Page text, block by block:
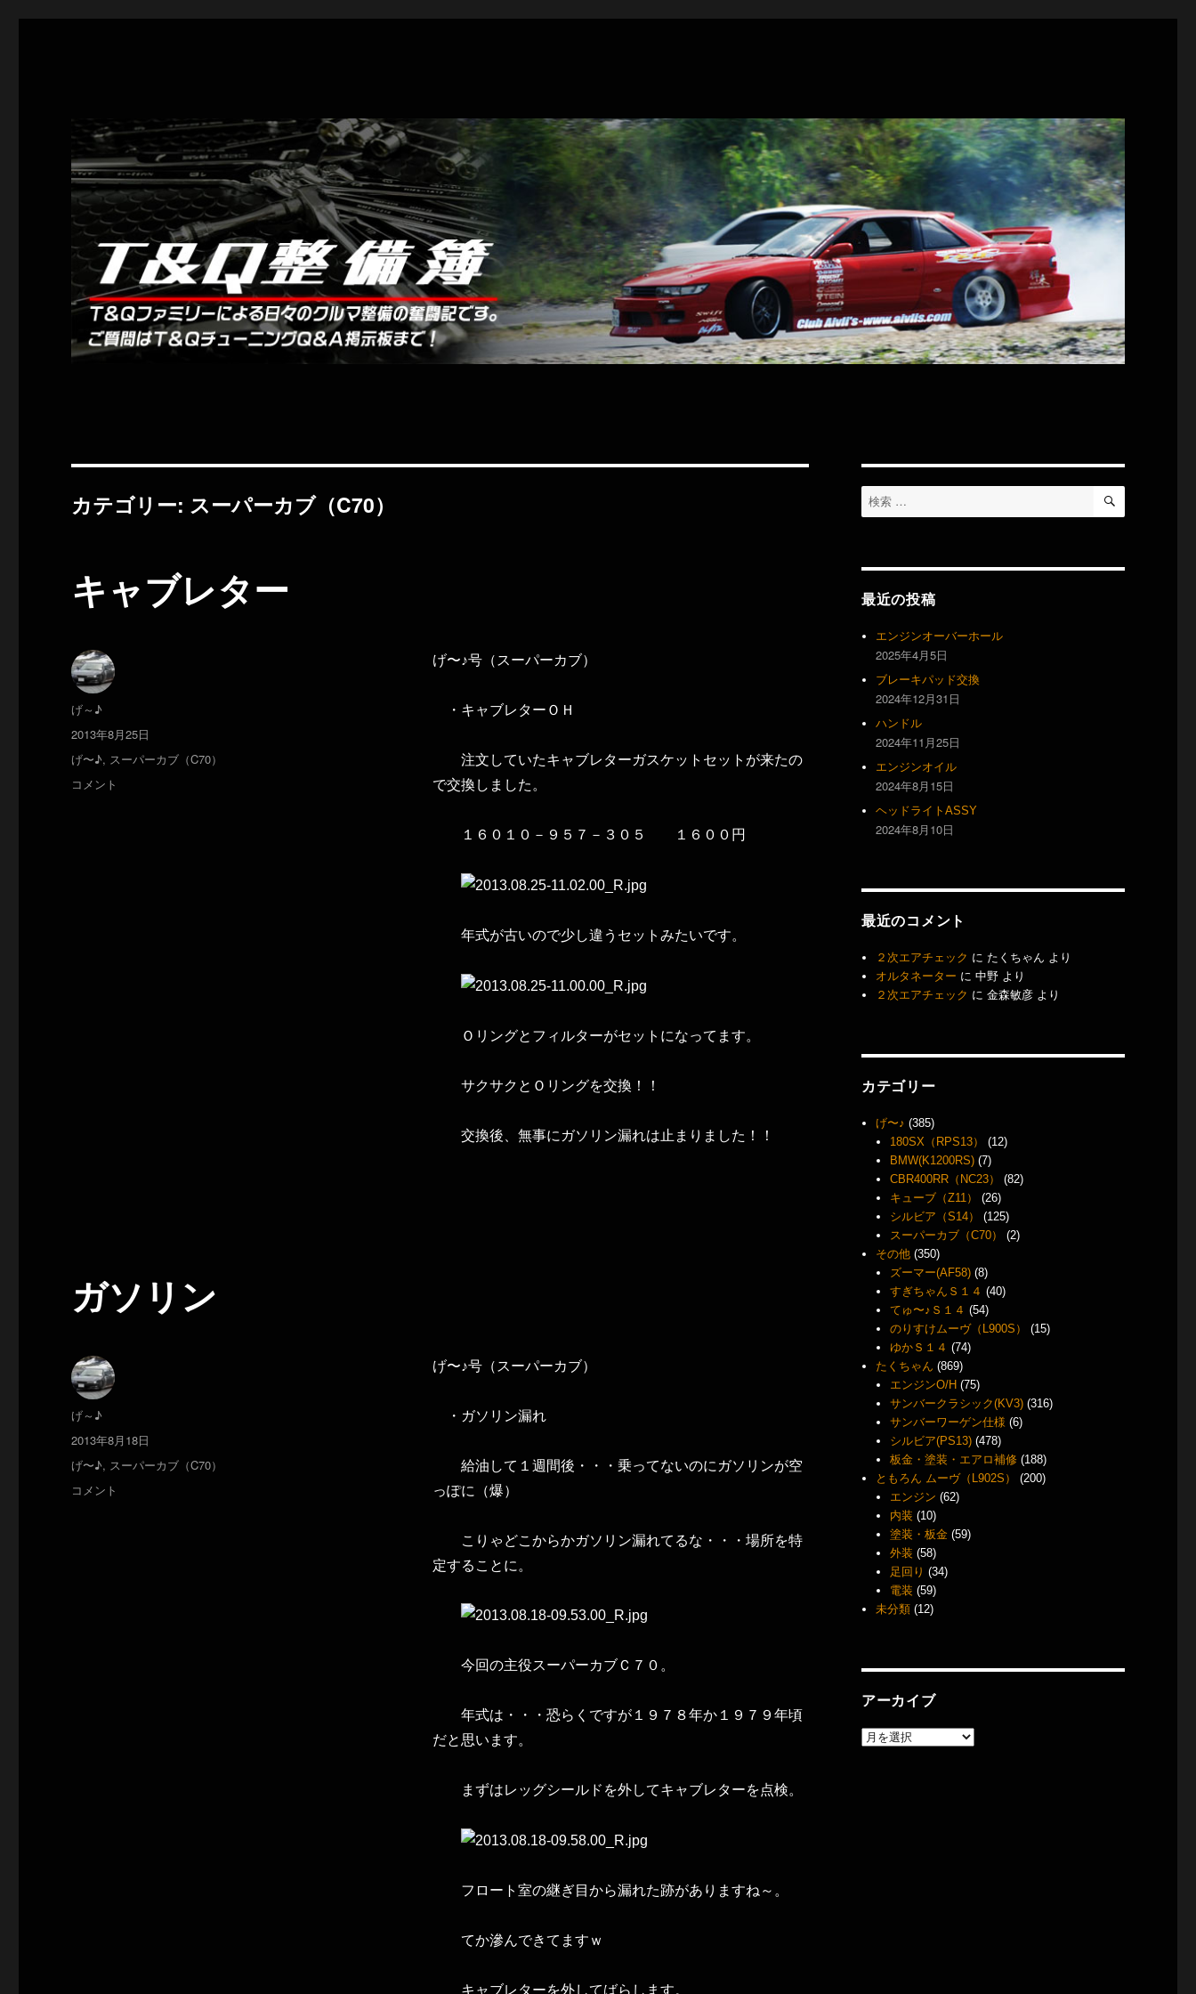
カテゴリー: スーパーカブ（C70）
キャブレター
げ〜♪号（スーパーカブ）
・キャブレターＯＨ
注文していたキャブレターガスケットセットが来たの
で交換しました。
１６０１０－９５７－３０５ １６００円
年式が古いので少し違うセットみたいです。
Ｏリングとフィルターがセットになってます。
サクサクとＯリングを交換！！
交換後、無事にガソリン漏れは止まりました！！
投
稿
げ～♪
投
稿
日:
2013年8月25日
カ
げ〜♪, スーパーカブ（C70）
キ
コメント
ガソリン
げ〜♪号（スーパーカブ）
・ガソリン漏れ
給油して１週間後・・・乗ってないのにガソリンが空
っぽに（爆）
こりゃどこからかガソリン漏れてるな・・・場所を特
定することに。
今回の主役スーパーカブＣ７０。
年式は・・・恐らくですが１９７８年か１９７９年頃
だと思います。
まずはレッグシールドを外してキャブレターを点検。
フロート室の継ぎ目から漏れた跡がありますね～。
てか滲んできてますｗ
キャブレターを外してばらします。
投
げ～♪
投
稿
日:
2013年8月18日
カ
ゴ
げ〜♪, スーパーカブ（C70）
ガ
コメント
検
索
検
最近の投稿
エンジンオーバーホール
2025年4月5日
ブレーキパッド交換
2024年12月31日
ハンドル
2024年11月25日
エンジンオイル
2024年8月15日
ヘッドライトASSY
2024年8月10日
最近のコメント
２次エアチェック に たくちゃん より
オルタネーター に中野 より
２次エアチェック に金森敏彦 より
カテゴリー
げ〜♪ (385)
180SX（RPS13）
(12)
BMW(K1200RS) (7)
CBR400RR（NC23）
(82)
キューブ（Z11）
(26)
シルビア（S14）
(125)
スーパーカブ（C70）
(2)
その他 (350)
ズーマー(AF58) (8)
すぎちゃんＳ１４ (40)
てゅ〜♪Ｓ１４ (54)
のりすけムーヴ（L900S）
(15)
ゆかＳ１４ (74)
たくちゃん (869)
エンジンO/H (75)
サンバークラシック(KV3) (316)
サンバーワーゲン仕様 (6)
シルビア(PS13) (478)
板金・塗装・エアロ補修 (188)
ともろん ムーヴ（L902S）
(200)
エンジン (62)
内装 (10)
塗装・板金 (59)
外装 (58)
足回り (34)
電装 (59)
未分類 (12)
アーカイブ
ア